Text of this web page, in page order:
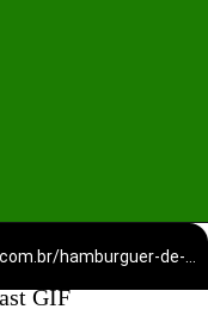
GIF